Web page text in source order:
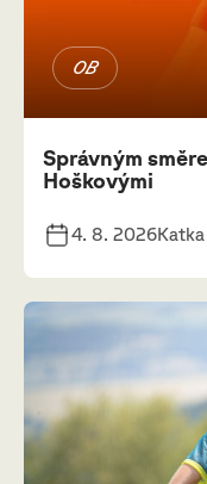
OB
Správným
Hoškovými
4. 8. 2026